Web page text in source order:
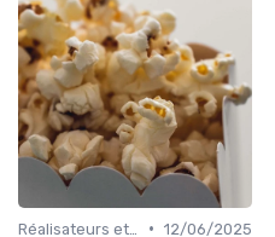
• 12/06/2025